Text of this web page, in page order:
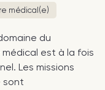
médical(e)
du
est à la fois
Les missions
sont